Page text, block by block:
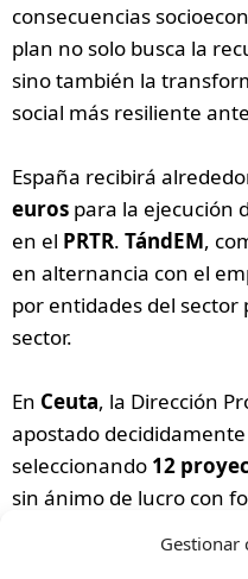
Gestionar
consecuencias
plan no solo busca la
sino también la
social más resiliente
España recibirá
euros para la ejecución
en el PRTR. TándEM,
en alternancia con el
por entidades del
sector.
En Ceuta, la Dirección
apostado
seleccionando 12
sin ánimo de lucro con